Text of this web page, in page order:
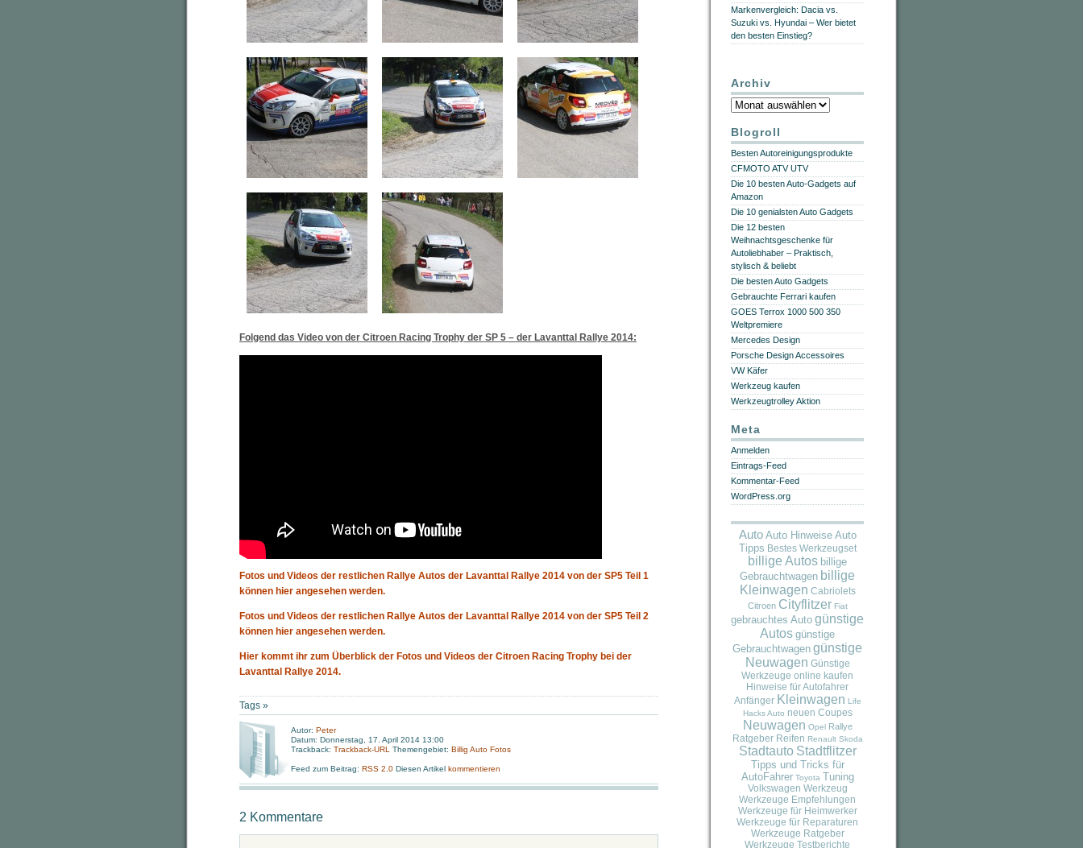
Folgend das Video von der Citroen Racing Trophy der SP 5 – der Lavanttal Rallye 2014:
Fotos und Videos der restlichen Rallye Autos der Lavanttal Rallye 2014 von der SP5 Teil 1
können hier angesehen werden.
Fotos und Videos der restlichen Rallye Autos der Lavanttal Rallye 2014 von der SP5 Teil 2
können hier angesehen werden.
Hier kommt ihr zum Überblick der Fotos und Videos der Citroen Racing Trophy bei der
Lavanttal Rallye 2014.
Tags »
Autor: Peter
Datum: Donnerstag, 17. April 2014 13:00
Trackback: Trackback-URL Themengebiet: Billig Auto Fotos
Feed zum Beitrag: RSS 2.0 Diesen Artikel kommentieren
2 Kommentare
Markenvergleich: Dacia vs.
Suzuki vs. Hyundai – Wer bietet
den besten Einstieg?
Archiv
Archiv
Blogroll
Besten Autoreinigungsprodukte
CFMOTO ATV UTV
Die 10 besten Auto-Gadgets auf
Amazon
Die 10 genialsten Auto Gadgets
Die 12 besten
Weihnachtsgeschenke für
Autoliebhaber – Praktisch,
stylisch & beliebt
Die besten Auto Gadgets
Gebrauchte Ferrari kaufen
GOES Terrox 1000 500 350
Weltpremiere
Mercedes Design
Porsche Design Accessoires
VW Käfer
Werkzeug kaufen
Werkzeugtrolley Aktion
Meta
Anmelden
Eintrags-Feed
Kommentar-Feed
WordPress.org
Auto Auto Hinweise Auto
Tipps Bestes Werkzeugset
billige Autos billige
Gebrauchtwagen billige
Kleinwagen Cabriolets
Citroen Cityflitzer Fiat
gebrauchtes Auto günstige
Autos günstige
Gebrauchtwagen günstige
Neuwagen Günstige
Werkzeuge online kaufen
Hinweise für Autofahrer
Anfänger Kleinwagen Life
Hacks Auto neuen Coupes
Neuwagen Opel Rallye
Ratgeber Reifen Renault Skoda
Stadtauto Stadtflitzer
Tipps und Tricks für
AutoFahrer Toyota Tuning
Volkswagen Werkzeug
Werkzeuge Empfehlungen
Werkzeuge für Heimwerker
Werkzeuge für Reparaturen
Werkzeuge Ratgeber
Werkzeuge Testberichte